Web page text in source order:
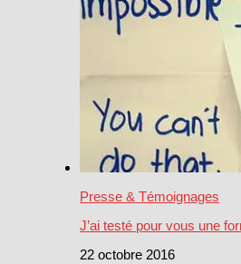
Presse & Témoignages
J’ai testé pour vous une
22 octobre 2016